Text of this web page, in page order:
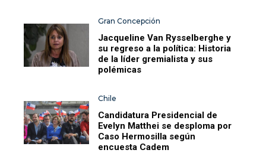
Gran Concepción
Jacqueline Van Rysselberghe y
su regreso a la política: Historia
de la líder gremialista y sus
polémicas
Chile
Candidatura Presidencial de
Evelyn Matthei se desploma por
Caso Hermosilla según
encuesta Cadem